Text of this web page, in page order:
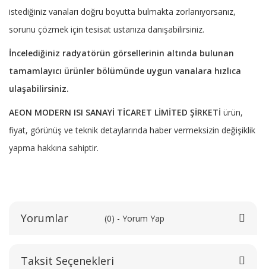
istediğiniz vanaları doğru boyutta bulmakta zorlanıyorsanız,
sorunu çözmek için tesisat ustanıza danışabilirsiniz.
İncelediğiniz radyatörün görsellerinin altında bulunan
tamamlayıcı ürünler bölümünde uygun vanalara hızlıca
ulaşabilirsiniz.
AEON MODERN ISI SANAYİ TİCARET LİMİTED ŞİRKETİ ürün,
fiyat, görünüş ve teknik detaylarında haber vermeksizin değişiklik
yapma hakkına sahiptir.
Yorumlar (0) - Yorum Yap
Bu ürüne ilk yorumu siz yapın!
Taksit Seçenekleri